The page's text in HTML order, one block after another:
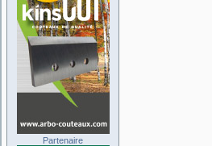
Partenaire